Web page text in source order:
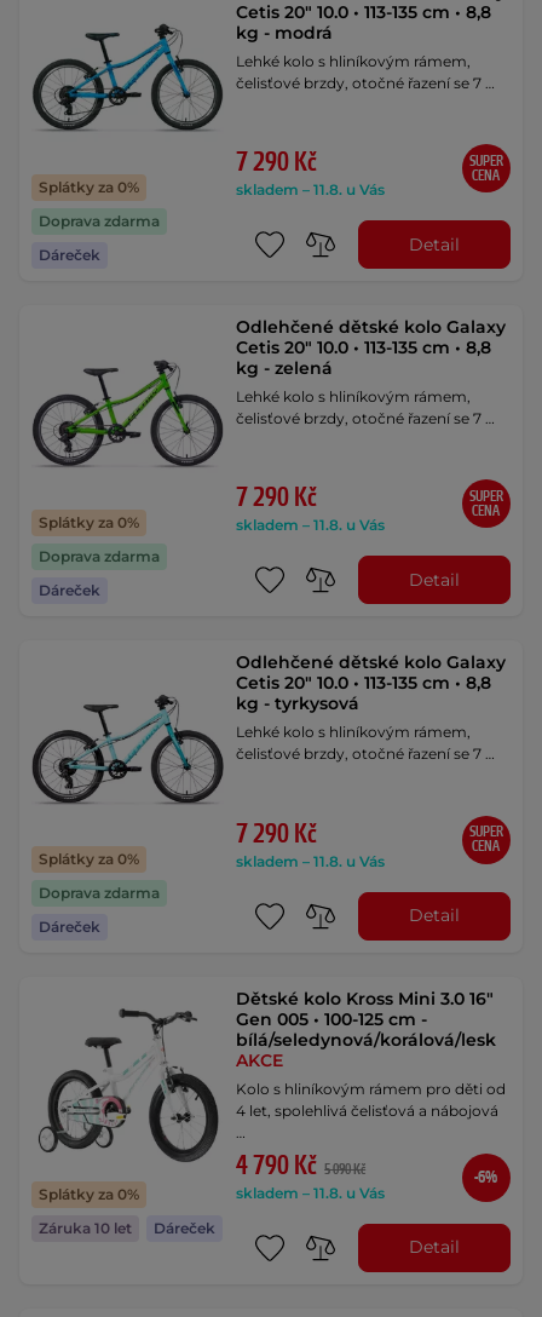
Splátky za 0%
Doprava zdarma
Dáreček
Cetis 20" 10.0 • 113-135 cm • 8,8
kg - modrá
Lehké kolo s hliníkovým rámem,
čelisťové brzdy, otočné řazení se 7 …
7 290 Kč
skladem – 11.8. u Vás
SUPER
CENA
Detail
Splátky za 0%
Doprava zdarma
Dáreček
Odlehčené dětské kolo Galaxy
Cetis 20" 10.0 • 113-135 cm • 8,8
kg - zelená
Lehké kolo s hliníkovým rámem,
čelisťové brzdy, otočné řazení se 7 …
7 290 Kč
skladem – 11.8. u Vás
SUPER
CENA
Detail
Splátky za 0%
Doprava zdarma
Dáreček
Odlehčené dětské kolo Galaxy
Cetis 20" 10.0 • 113-135 cm • 8,8
kg - tyrkysová
Lehké kolo s hliníkovým rámem,
čelisťové brzdy, otočné řazení se 7 …
7 290 Kč
skladem – 11.8. u Vás
SUPER
CENA
Detail
Splátky za 0%
Záruka 10 let
Dáreček
Dětské kolo Kross Mini 3.0 16"
Gen 005 • 100-125 cm -
bílá/seledynová/korálová/lesk
AKCE
Kolo s hliníkovým rámem pro děti od
4 let, spolehlivá čelisťová a nábojová
4 790 Kč 5 090 Kč
skladem – 11.8. u Vás
-6%
Detail